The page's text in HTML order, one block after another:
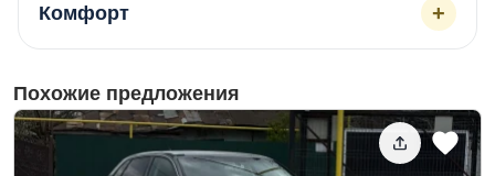
Комфорт +
Похожие предложения